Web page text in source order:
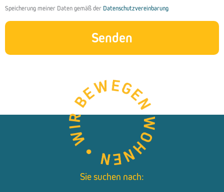
Speicherung meiner Daten gemäß der Datenschutzvereinbarung
Senden
Sie suchen nach: